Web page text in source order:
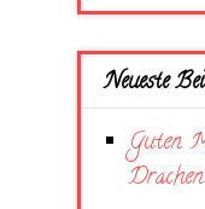
Neueste
Guten
Drachen